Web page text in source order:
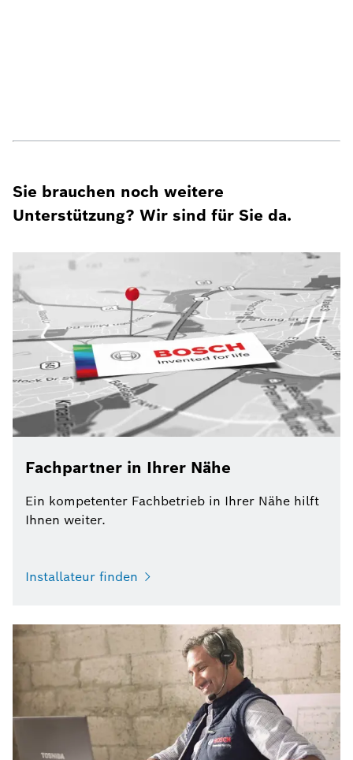
Sie brauchen noch weitere
Unterstützung? Wir sind für Sie da.
Fachpartner in Ihrer Nähe
Ein kompetenter Fachbetrieb in Ihrer Nähe hilft
Ihnen weiter.
Installateur finden